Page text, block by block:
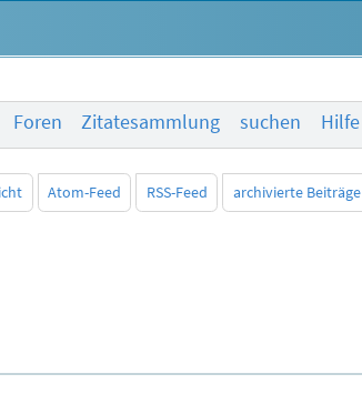
Foren Zitatesammlung suchen Hilfe
Atom-Feed RSS-Feed archivierte Beiträge